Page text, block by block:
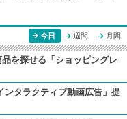
今日 週間 月間
を探せる「ショッピングレ
タラクティブ動画広告」提